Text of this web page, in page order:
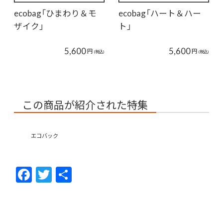
ecobag「ひまわり＆モ
ザイク」
5,600円 (税込)
ecobag「ハート＆ハー
ト」
5,600円 (税込)
この商品が紹介された特集
エコバック
F
ac
T
w